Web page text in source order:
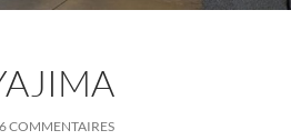
6 COMMENTAIRES